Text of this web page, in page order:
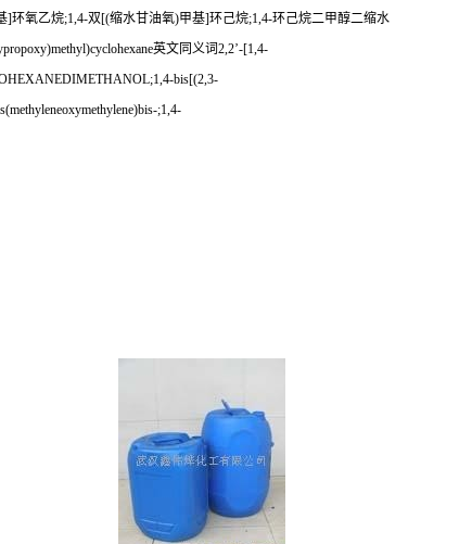
环氧乙烷;1,4-双[(缩水甘油氧)甲基]环己烷;1,4-环己烷二甲醇二缩水
英文同义词2,2’-[1,4-
bis[(2,3-
;1,4-